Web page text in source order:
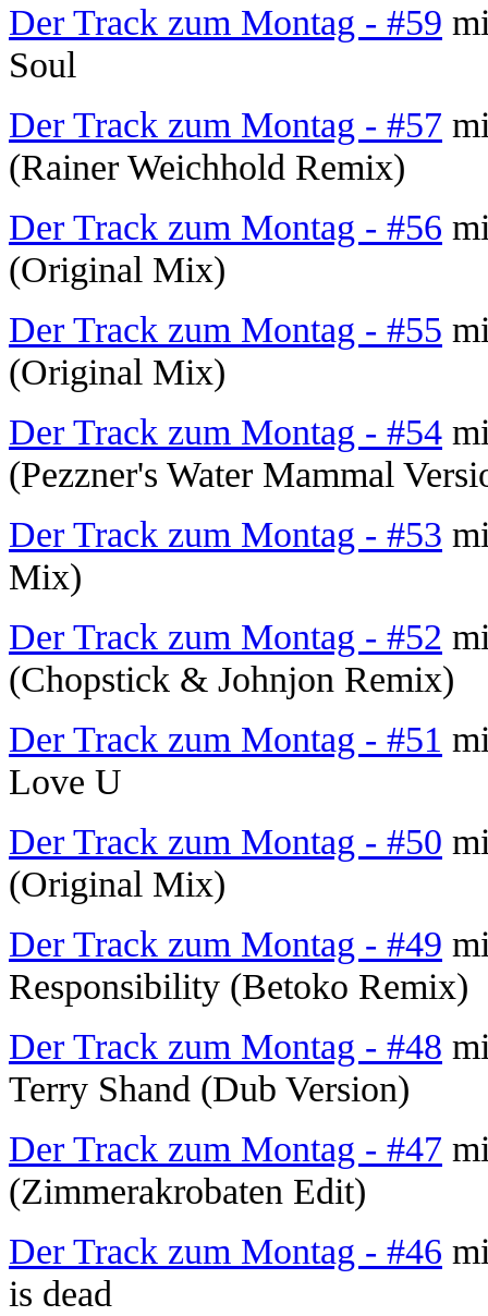
Der Track zum Montag - #59
Soul
Der Track zum Montag - #57
(Rainer Weichhold Remix)
Der Track zum Montag - #56
(Original Mix)
Der Track zum Montag - #55
(Original Mix)
Der Track zum Montag - #54
(Pezzner's Water Mammal
Der Track zum Montag - #53
Mix)
Der Track zum Montag - #52
(Chopstick & Johnjon Remix)
Der Track zum Montag - #51
Love U
Der Track zum Montag - #50
(Original Mix)
Der Track zum Montag - #49
Responsibility (Betoko Remix)
Der Track zum Montag - #48
Terry Shand (Dub Version)
Der Track zum Montag - #47
(Zimmerakrobaten Edit)
Der Track zum Montag - #46
is dead